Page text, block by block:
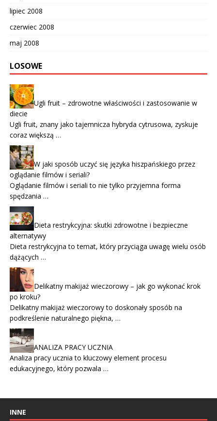
lipiec 2008
czerwiec 2008
maj 2008
LOSOWE
Ugli fruit – zdrowotne właściwości i zastosowanie w
diecie
Ugli fruit, znany jako tajemnicza hybryda cytrusowa, zyskuje
coraz większą …
W jaki sposób uczyć się języka hiszpańskiego przez
oglądanie filmów i seriali?
Oglądanie filmów i seriali to nie tylko przyjemna forma
spędzania …
Dieta restrykcyjna: skutki zdrowotne i bezpieczne
alternatywy
Dieta restrykcyjna to temat, który przyciąga uwagę wielu osób
dążących …
Delikatny makijaż wieczorowy – jak go wykonać krok
po kroku?
Delikatny makijaż wieczorowy to doskonały sposób na
podkreślenie naturalnego piękna, …
ANALIZA PRACY UCZNIA
Analiza pracy ucznia to kluczowy element procesu
edukacyjnego, który pozwala …
INNE